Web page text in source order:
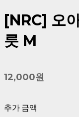
[NRC] 오
릇 M
12,000원
추가 금액